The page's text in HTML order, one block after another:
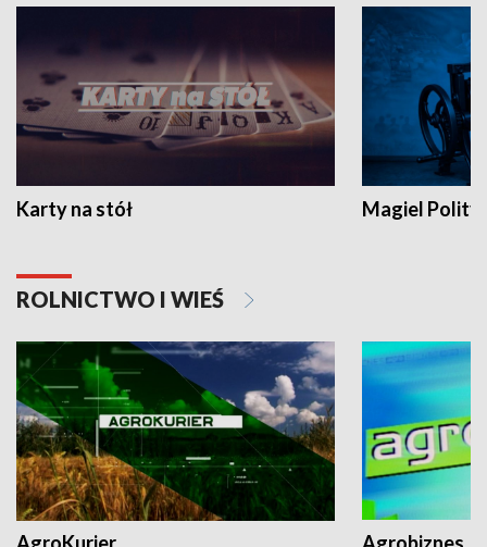
Karty na stół Magiel
ROLNICTWO I WIEŚ